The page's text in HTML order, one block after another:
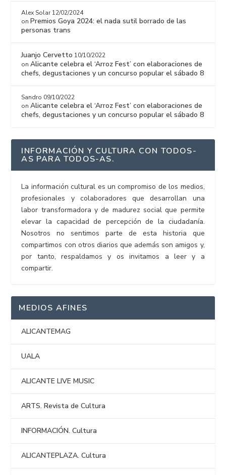
Alex Solar 12/02/2024
onPremios Goya 2024: el nada sutil borrado de las
personas trans
Juanjo Cervetto 10/10/2022
onAlicante celebra el ‘Arroz Fest’ con elaboraciones de
chefs, degustaciones y un concurso popular el sábado 8
Sandro 09/10/2022
onAlicante celebra el ‘Arroz Fest’ con elaboraciones de
chefs, degustaciones y un concurso popular el sábado 8
INFORMACIÓN Y CULTURA CON TODOS-
AS PARA TODOS-AS.
La información cultural es un compromiso de los medios,
profesionales y colaboradores que desarrollan una
labor transformadora y de madurez social que permite
elevar la capacidad de percepción de la ciudadanía.
Nosotros no sentimos parte de esta historia que
compartimos con otros diarios que además son amigos y,
por tanto, respaldamos y os invitamos a leer y a
compartir.
MEDIOS AFINES
ALICANTEMAG
UALA
ALICANTE LIVE MUSIC
ARTS. Revista de Cultura
INFORMACIÓN. Cultura
ALICANTEPLAZA. Cultura